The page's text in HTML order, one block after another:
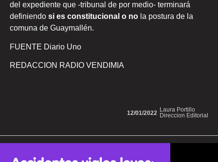
del expediente que -tribunal de por medio- terminará
definiendo si es constitucional o no la postura de la
comuna de Guaymallén.
FUENTE Diario Uno
REDACCION RADIO VENDIMIA
Laura Portillo
Direccion Editorial
12/01/2022